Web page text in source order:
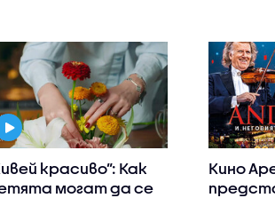
красиво”: Как
могат да се
Кино